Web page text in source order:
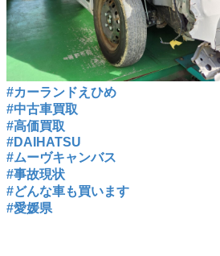
#カーランドえひめ
#中古車買取
#高価買取
#DAIHATSU
#ムーヴキャンバス
#事故現状
#どんな車も買います
#愛媛県